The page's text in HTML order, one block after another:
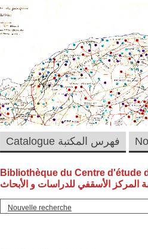
Bibliothèque du Centre d'étude
المركز الأسقفي للدراسات و الأبحاث
Nouvelle recherche
Catalogue فهرس المكتبة